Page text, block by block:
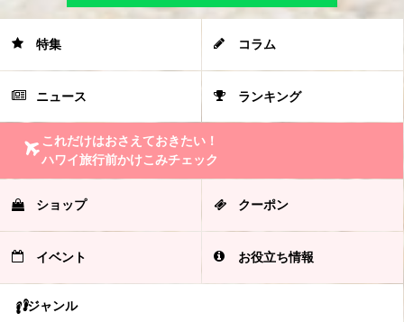
特集 コラム
ニュース ランキング
これだけはおさえておきたい！
ハワイ旅行前かけこみチェック
ショップ クーポン
イベント お役立ち情報
ジャンル